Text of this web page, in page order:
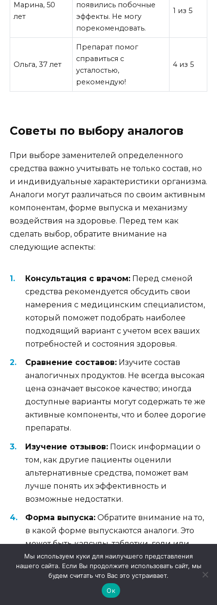
Марина, 50
лет
появились побочные
эффекты. Не могу
порекомендовать.
1 из 5
Ольга, 37 лет
Препарат помог
справиться с
усталостью,
рекомендую!
4 из 5
Советы по выбору аналогов
При выборе заменителей определенного
средства важно учитывать не только состав, но
и индивидуальные характеристики организма.
Аналоги могут различаться по своим активным
компонентам, форме выпуска и механизму
воздействия на здоровье. Перед тем как
сделать выбор, обратите внимание на
следующие аспекты:
Консультация с врачом: Перед сменой
средства рекомендуется обсудить свои
намерения с медицинским специалистом,
который поможет подобрать наиболее
подходящий вариант с учетом всех ваших
потребностей и состояния здоровья.
Сравнение составов: Изучите состав
аналогичных продуктов. Не всегда высокая
цена означает высокое качество; иногда
доступные варианты могут содержать те же
активные компоненты, что и более дорогие
препараты.
Изучение отзывов: Поиск информации о
том, как другие пациенты оценили
альтернативные средства, поможет вам
лучше понять их эффективность и
возможные недостатки.
Форма выпуска: Обратите внимание на то,
в какой форме выпускаются аналоги. Это
может быть капсулы, таблетки, гели или
растворы, и выбор должен зависеть от
ваших предпочтений и удобства
Мы используем куки для наилучшего представления
нашего сайта. Если Вы продолжите использовать сайт, мы
будем считать что Вас это устраивает.
Ок